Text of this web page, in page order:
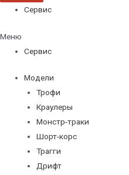
Сервис
Меню
Сервис
Модели
Трофи
Краулеры
Монстр-траки
Шорт-корс
Трагги
Дрифт